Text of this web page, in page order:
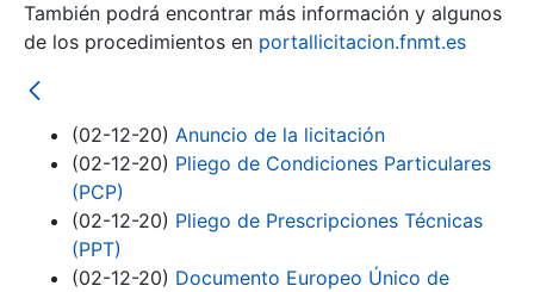
También podrá encontrar más información y algunos
de los procedimientos en portallicitacion.fnmt.es
(02-12-20) Anuncio de la licitación
(02-12-20) Pliego de Condiciones Particulares
(PCP)
(02-12-20) Pliego de Prescripciones Técnicas
(PPT)
(02-12-20) Documento Europeo Único de